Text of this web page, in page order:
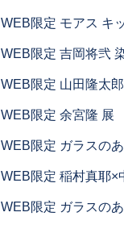
WEB限定 モアス キ
WEB限定 吉岡将弐
WEB限定 山田隆太
WEB限定 余宮隆 展
WEB限定 ガラスの
WEB限定 稲村真耶×
WEB限定 ガラスの